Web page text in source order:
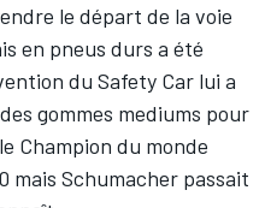
le départ de la voie
en pneus durs a été
du Safety Car lui a
gommes mediums pour
Champion du monde
mais Schumacher passait